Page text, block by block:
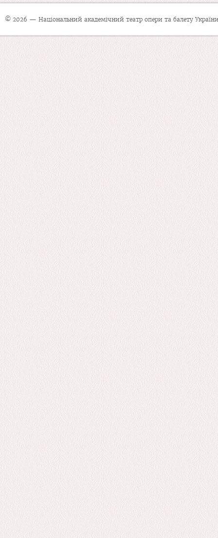
© 2026 — Національний академічний театр опери та балету